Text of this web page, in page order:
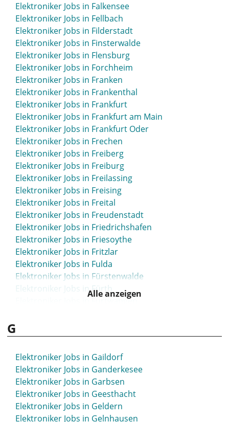
Elektroniker Jobs in Eschborn
Elektroniker Jobs in Eschwege
Elektroniker Jobs in Eschweiler
Elektroniker Jobs in Esens
Elektroniker Jobs in Espelkamp
Elektroniker Jobs in Essen
Elektroniker Jobs in Esslingen
Elektroniker Jobs in Ettlingen
Elektroniker Jobs in Euskirchen
Elektroniker Jobs in Eutin
Elektroniker Jobs in Falkensee
Elektroniker Jobs in Fellbach
Elektroniker Jobs in Filderstadt
Elektroniker Jobs in Finsterwalde
Elektroniker Jobs in Flensburg
Elektroniker Jobs in Forchheim
Elektroniker Jobs in Franken
Elektroniker Jobs in Frankenthal
Elektroniker Jobs in Frankfurt
Elektroniker Jobs in Frankfurt am Main
Elektroniker Jobs in Frankfurt Oder
Elektroniker Jobs in Frechen
Elektroniker Jobs in Freiberg
Elektroniker Jobs in Freiburg
Elektroniker Jobs in Freilassing
Elektroniker Jobs in Freising
Elektroniker Jobs in Freital
Elektroniker Jobs in Freudenstadt
Elektroniker Jobs in Friedrichshafen
Elektroniker Jobs in Friesoythe
Elektroniker Jobs in Fritzlar
Elektroniker Jobs in Fulda
Elektroniker Jobs in Fürstenwalde
Elektroniker Jobs in Fürth
Elektroniker Jobs in Furtwangen
Alle anzeigen
G
Elektroniker Jobs in Gaildorf
Elektroniker Jobs in Ganderkesee
Elektroniker Jobs in Garbsen
Elektroniker Jobs in Geesthacht
Elektroniker Jobs in Geldern
Elektroniker Jobs in Gelnhausen